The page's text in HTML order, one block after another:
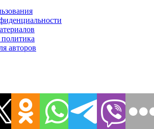
авторов
© 2006-2026 CopyrightИнформационно-
1RRE.